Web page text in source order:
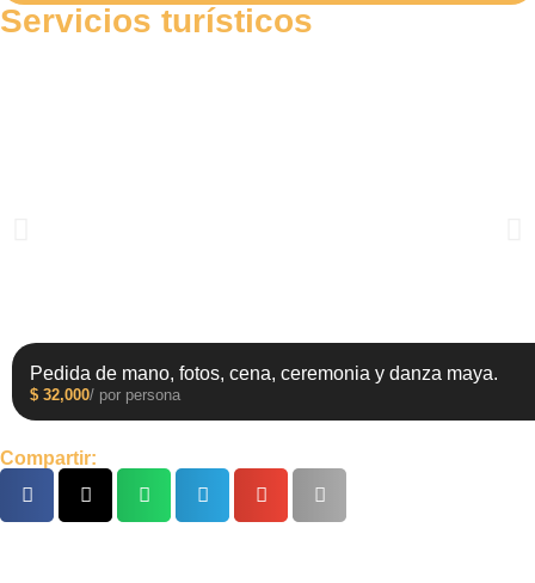
Servicios turísticos
Pedida de mano, fotos, cena, ceremonia y danza maya.
$ 32,000/ por persona
Compartir: